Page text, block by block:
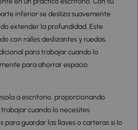
inferior se desliza suavemente
extender la profundidad. Este
con raíles deslizantes y ruedas,
para trabajar cuando lo
para ahorrar espacio.
a escritorio, proporcionando
cuando lo necesites
para guardar las llaves o carteras si lo